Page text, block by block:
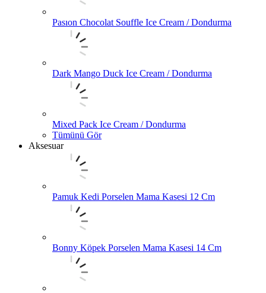
Pasıon Chocolat Souffle Ice Cream / Dondurma
Dark Mango Duck Ice Cream / Dondurma
Mixed Pack Ice Cream / Dondurma
Tümünü Gör
Aksesuar
Pamuk Kedi Porselen Mama Kasesi 12 Cm
Bonny Köpek Porselen Mama Kasesi 14 Cm